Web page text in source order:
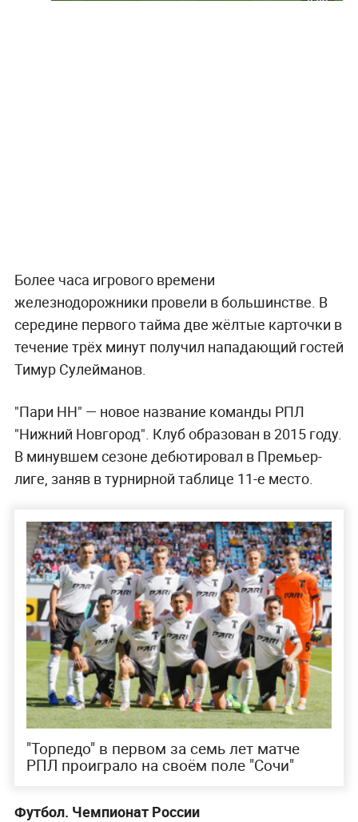
Более часа игрового времени
железнодорожники провели в большинстве. В
середине первого тайма две жёлтые карточки в
течение трёх минут получил нападающий гостей
Тимур Сулейманов.
"Пари НН" — новое название команды РПЛ
"Нижний Новгород". Клуб образован в 2015 году.
В минувшем сезоне дебютировал в Премьер-
лиге, заняв в турнирной таблице 11-е место.
"Торпедо" в первом за семь лет матче
РПЛ проиграло на своём поле "Сочи"
Футбол. Чемпионат России